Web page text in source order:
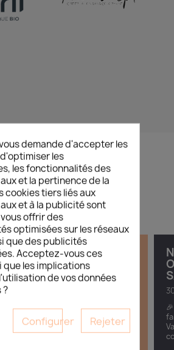
/BEAUTÉ
LES NOUVELLES
CORÉENNES DÉDIÉES
DE BEAUTÉ
vous invite à une soirée
de l’univers de la K-Beauty
À travers cette soirée découverte,
rituels...
demande d'accepter les
les
les fonctionnalités des
et la pertinence de la
cookies tiers liés aux
et à la publicité sont
offrir des
optimisées sur les réseaux
que des publicités
Acceptez-vous ces
que les implications
de vos données
?
Configurer Rejeter